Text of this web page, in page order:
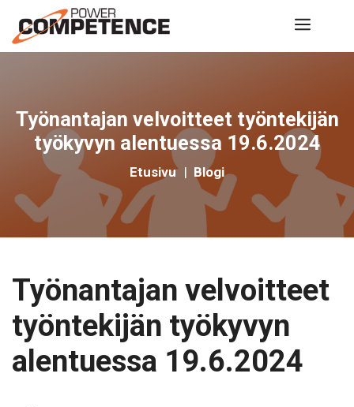
sisältöön
Työnantajan velvoitteet työntekijän
työkyvyn alentuessa 19.6.2024
Etusivu | Blogi
Työnantajan velvoitteet
työntekijän työkyvyn
alentuessa 19.6.2024